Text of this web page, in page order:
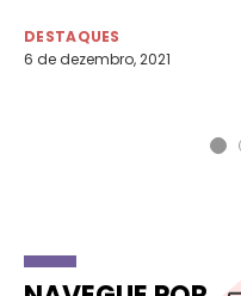
DESTAQUES
6 de dezembro, 2021